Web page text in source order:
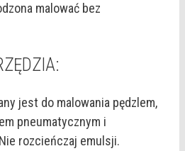
malować bez
jest do malowania pędzlem,
pneumatycznym i
rozcieńczaj emulsji.